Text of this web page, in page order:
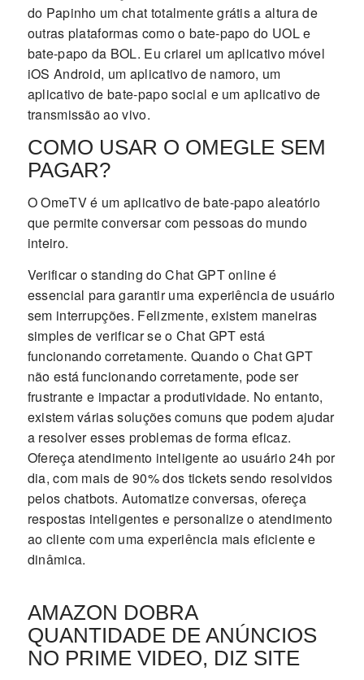
do Papinho um chat totalmente grátis a altura de
outras plataformas como o bate-papo do UOL e
bate-papo da BOL. Eu criarei um aplicativo móvel
iOS Android, um aplicativo de namoro, um
aplicativo de bate-papo social e um aplicativo de
transmissão ao vivo.
COMO USAR O OMEGLE SEM
PAGAR?
O OmeTV é um aplicativo de bate-papo aleatório
que permite conversar com pessoas do mundo
inteiro.
Verificar o standing do Chat GPT online é
essencial para garantir uma experiência de usuário
sem interrupções. Felizmente, existem maneiras
simples de verificar se o Chat GPT está
funcionando corretamente. Quando o Chat GPT
não está funcionando corretamente, pode ser
frustrante e impactar a produtividade. No entanto,
existem várias soluções comuns que podem ajudar
a resolver esses problemas de forma eficaz.
Ofereça atendimento inteligente ao usuário 24h por
dia, com mais de 90% dos tickets sendo resolvidos
pelos chatbots. Automatize conversas, ofereça
respostas inteligentes e personalize o atendimento
ao cliente com uma experiência mais eficiente e
dinâmica.
AMAZON DOBRA
QUANTIDADE DE ANÚNCIOS
NO PRIME VIDEO, DIZ SITE